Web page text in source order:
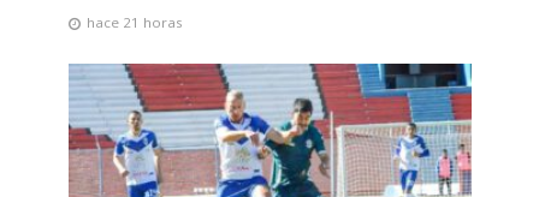
hace 21 horas